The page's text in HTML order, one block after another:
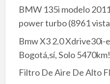
BMW 135i modelo
power turbo(8961
Bmw X3 2.0 Xdrive30i-
Bogotá,sí, Solo 5470km!
Filtro De Aire De Alto